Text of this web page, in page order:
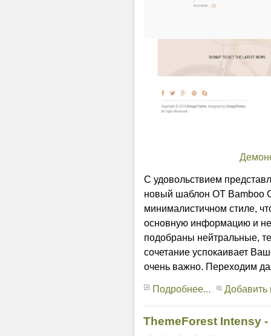
С удовольствием
новый шаблон OT Bamboo
минималистичном стиле,
основную информацию и не
подобраны нейтральные,
сочетание успокаивает
очень важно. Переходим
Подробнее... Добавить
ThemeForest Intensy